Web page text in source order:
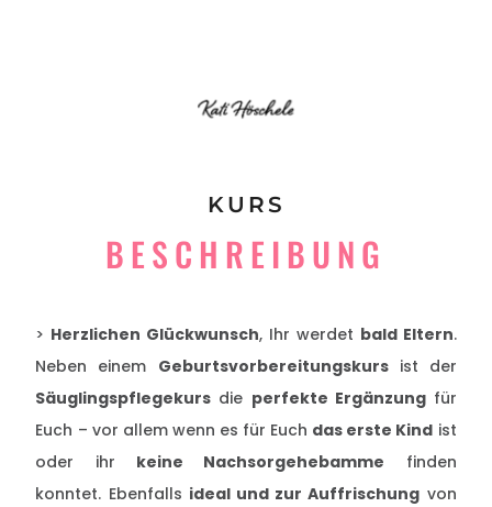
KURS
BESCHREIBUNG
> Herzlichen Glückwunsch, Ihr werdet bald Eltern.
Neben einem Geburtsvorbereitungskursist der
Säuglingspflegekurs die perfekte Ergänzungfür
Euch – vor allem wenn es für Euch das erste Kind ist
oder ihr keine Nachsorgehebamme finden
konntet. Ebenfalls ideal und zur Auffrischung von